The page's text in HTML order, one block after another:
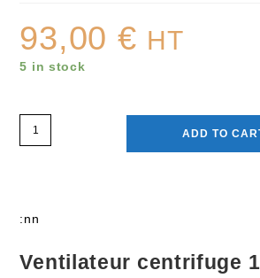
93,00 € HT
5 in stock
ADD TO
:nn
Ventilateur centrifuge